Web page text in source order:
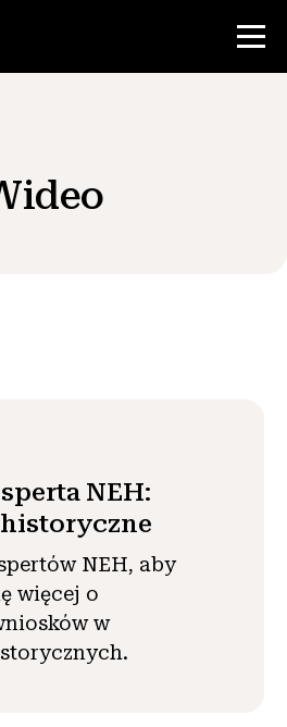
NEH:
NEH, aby
więcej o
w